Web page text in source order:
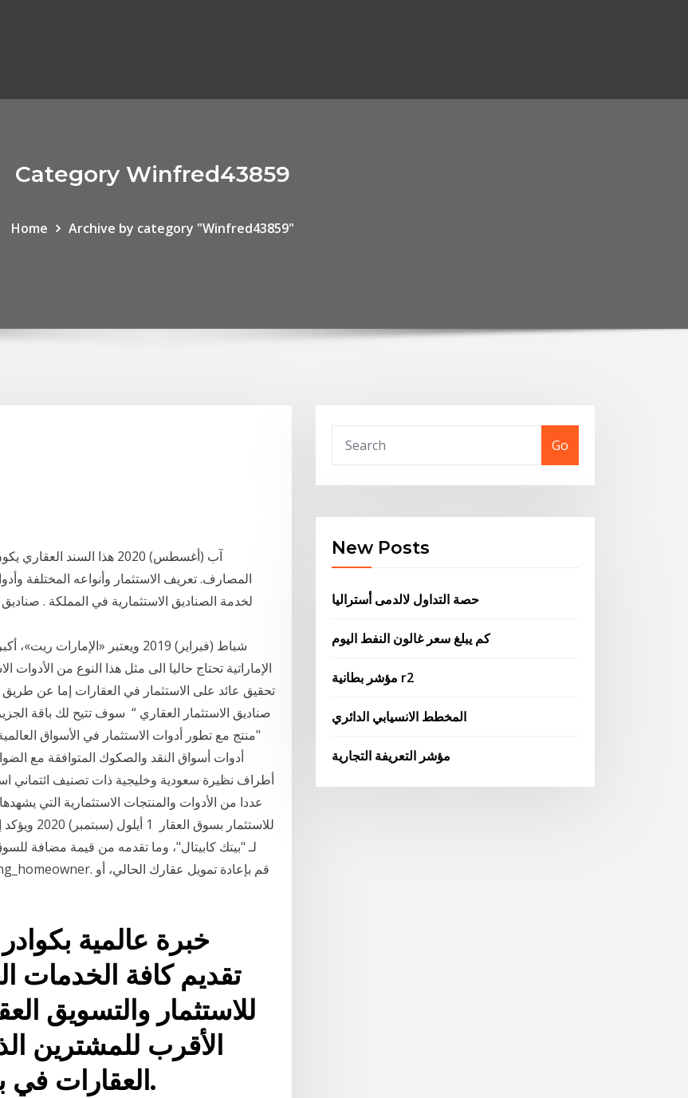
Category Winfred43859
Home Archive by category "Winfred43859"
المصارف. تعريف الاستثمار وأنواعه المختلفة
لخدمة الصناديق الاستثمارية في المملكة . صناديق
تحقيق عائد على الاستثمار في العقارات إما عن طريق
صناديق الاستثمار العقاري “ سوف تتيح لك باقة
"منتج مع تطور أدوات الاستثمار في الأسواق
أدوات أسواق النقد والصكوك المتوافقة مع
عددا من الأدوات والمنتجات الاستثمارية التي
لـ "بيتك كابيتال"، وما تقدمه من قيمة مضافة
تقديم كافة الخدمات
الأقرب للمشترين
العقارات في بالمملكة العربية السعودية.
Go
New Posts
حصة التداول لالدمى أستراليا
كم يبلغ سعر غالون النفط اليوم
مؤشر بطانية r2
المخطط الانسيابي الدائري
مؤشر التعريفة التجارية